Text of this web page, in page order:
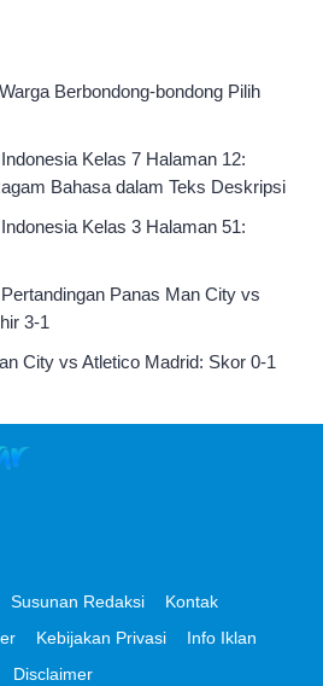
Berbondong-bondong Pilih
Kelas 7 Halaman 12:
Bahasa dalam Teks Deskripsi
Kelas 3 Halaman 51:
Panas Man City vs
3-1
City vs Atletico Madrid: Skor 0-1
Susunan Redaksi
Kontak
Kebijakan Privasi
Info Iklan
Disclaimer